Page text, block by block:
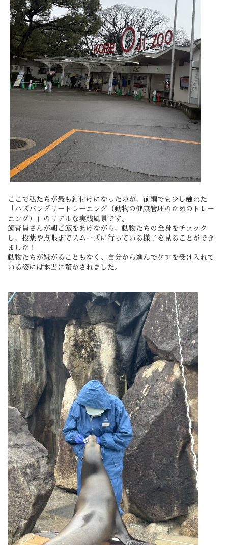
ここで私たちが最も釘付けになったのが、前編でも少し触れた
「ハズバンダリートレーニング（動物の健康管理のためのトレー
ニング）」のリアルな実践風景です。
飼育員さんが朝ご飯をあげながら、動物たちの全身をチェック
し、投薬や 点眼までスムーズに行っている様子を見ることができ
ました！
動物たちが嫌がることもなく、自分から進んでケアを受け入れて
いる姿には本当に驚かされました。